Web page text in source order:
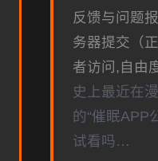
反馈与问题
务器提交（
者访问,自由
史上最近在
的“催眠APP
试看吗…